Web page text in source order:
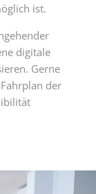
ist.
digitale
Gerne
der